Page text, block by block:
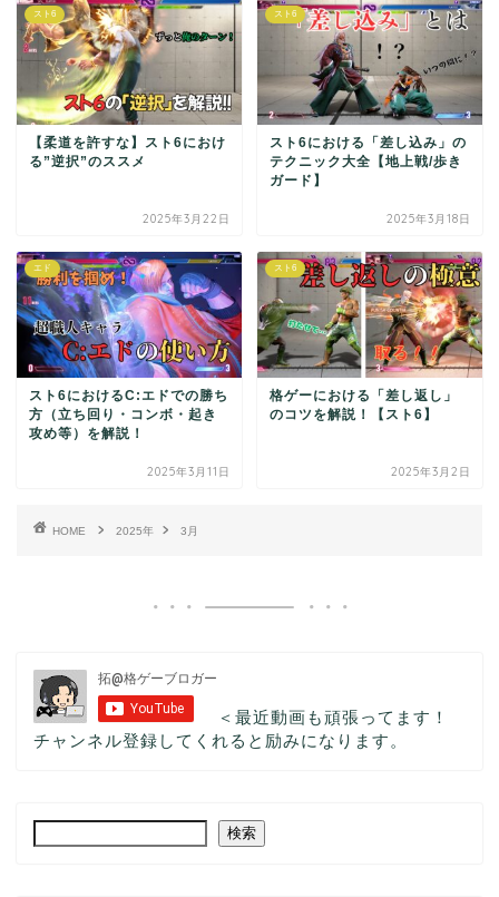
スト6
【柔道を許すな】スト6におけ
る”逆択”のススメ
2025年3月22日
スト6
スト6における「差し込み」の
テクニック大全【地上戦/歩き
ガード】
2025年3月18日
エド
スト6におけるC:エドでの勝ち
方（立ち回り・コンボ・起き
攻め等）を解説！
2025年3月11日
スト6
格ゲーにおける「差し返し」
のコツを解説！【スト6】
2025年3月2日
HOME 2025年 3月
＜最近動画も頑張ってます！
チャンネル登録してくれると励みになります。
検索